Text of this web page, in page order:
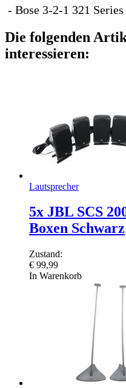
- Bose 3-2-1 321
Die folgenden
interessieren:
Lautsprecher
5x JBL SCS
Boxen Schwarz
Zustand:
€ 99,99
In Warenkorb